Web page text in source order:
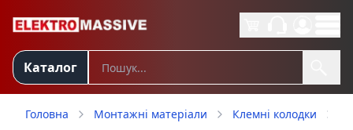
Каталог
Головна Монтажні матеріали Клемні колодки